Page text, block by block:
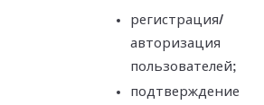
регистрация/
авторизация
пользователей;
подтверждение